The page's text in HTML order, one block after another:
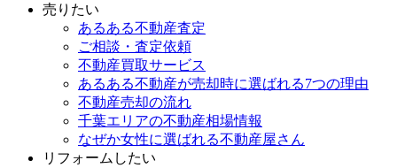
売りたい
あるある不動産査定
ご相談・査定依頼
不動産買取サービス
あるある不動産が売却時に選ばれる7つの理由
不動産売却の流れ
千葉エリアの不動産相場情報
なぜか女性に選ばれる不動産屋さん
リフォームしたい